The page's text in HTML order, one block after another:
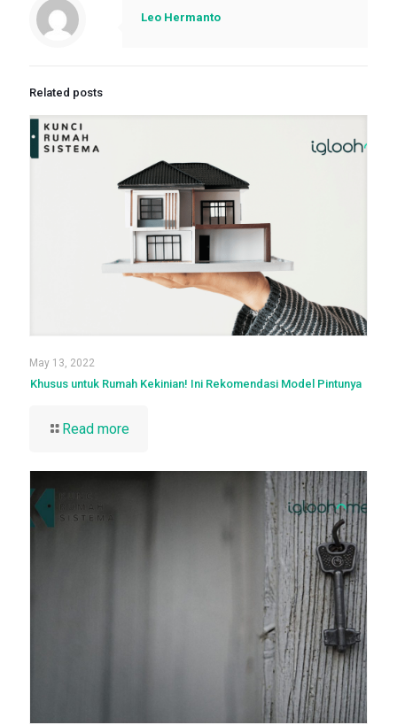
Leo Hermanto
Related posts
May 13, 2022
Khusus untuk Rumah Kekinian! Ini Rekomendasi Model Pintunya
Read more